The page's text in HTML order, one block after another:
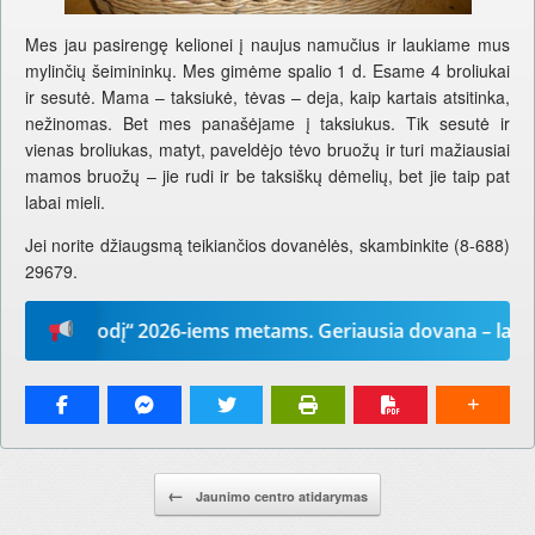
Mes jau pasirengę kelionei į naujus namučius ir laukiame mus
mylinčių šeimininkų. Mes gimėme spalio 1 d. Esame 4 broliukai
ir sesutė. Mama – taksiukė, tėvas – deja, kaip kartais atsitinka,
nežinomas. Bet mes panašėjame į taksiukus. Tik sesutė ir
vienas broliukas, matyt, paveldėjo tėvo bruožų ir turi mažiausiai
mamos bruožų – jie rudi ir be taksiškų dėmelių, bet jie taip pat
labai mieli.
Jei norite džiaugsmą teikiančios dovanėlės, skambinkite (8-688)
29679.
žodį“ 2026-iems metams. Geriausia dovana –
← Jaunimo centro atidarymas